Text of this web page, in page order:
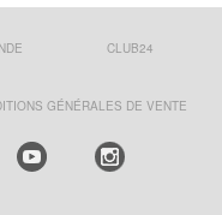
CLUB24
GÉNÉRALES DE VENTE